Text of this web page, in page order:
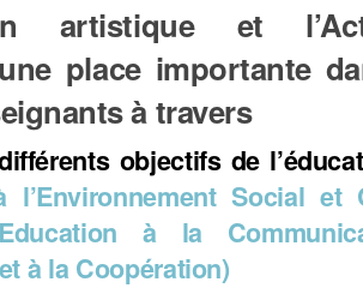
artistique et
place importante
à travers
objectifs de
l’Environnement Social et
à la
à la Coopération)